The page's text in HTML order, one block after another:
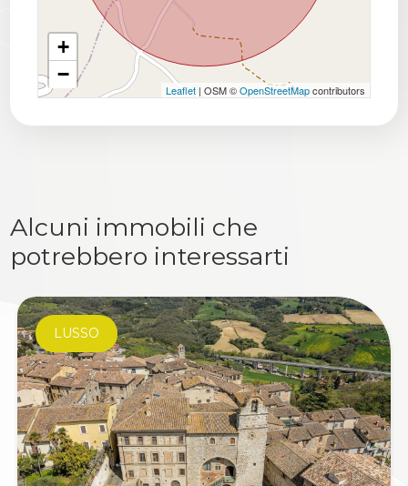
+
−
Leaflet| OSM ©OpenStreetMapcontributors
Alcuni immobili che
potrebbero interessarti
LUSSO